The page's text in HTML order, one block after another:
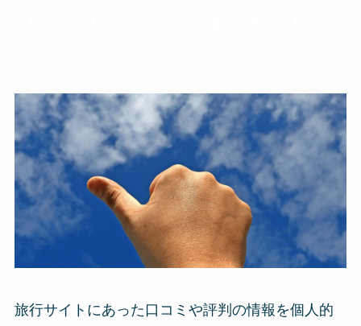
旅行サイトにあった口コミや評判の情報を個人的